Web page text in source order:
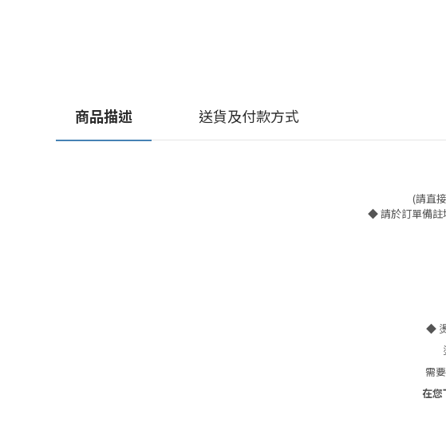
商品描述 送貨及付款方式
(請直
◆請於訂單備註
◆
需
在